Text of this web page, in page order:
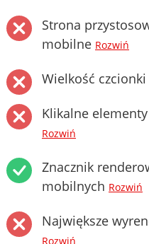
Strona
mobilne Rozwiń
Wielkość czcionki
Klikalne
Rozwiń
Znacznik
mobilnych Rozwiń
Największe
Rozwiń